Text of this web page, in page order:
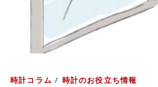
時計コラム / 時計のお役立ち情報